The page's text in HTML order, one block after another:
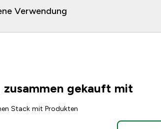
Verwendung
gekauft mit
Stack mit Produkten